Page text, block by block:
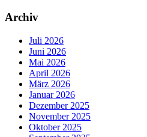
Archiv
Juli 2026
Juni 2026
Mai 2026
April 2026
März 2026
Januar 2026
Dezember 2025
November 2025
Oktober 2025